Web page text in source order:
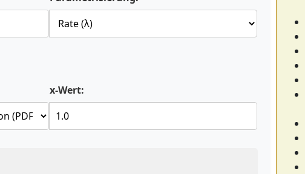
x-Wert: